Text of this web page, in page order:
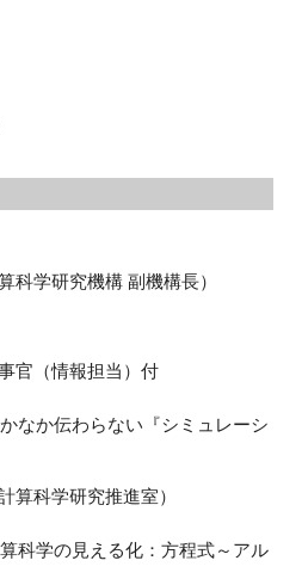
科学研究機構 副機構長）
官（情報担当）付
なか伝わらない『シミュレーシ
算科学研究推進室）
科学の見える化：方程式～アル